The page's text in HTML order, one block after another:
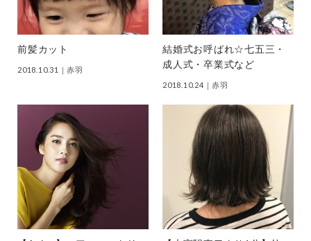
前髪カット
2018.10.31 ｜赤羽
結婚式お呼ばれ☆七五三・
成人式・卒業式など
2018.10.24 ｜赤羽